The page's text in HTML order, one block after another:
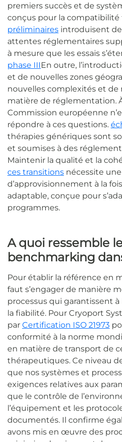
premiers succès et de
conçus pour la compatibilité
préliminaires introduisent
attentes réglementaires
à mesure que les essais
phase IIIEn outre,
et de nouvelles zones
nouvelles complexités et
matière de réglementation.
Commission européenne
répondre à ces questions.
thérapies génériques sont
et soumises à des
Maintenir la qualité et la
ces transitions nécessite
d’approvisionnement à la
adaptable, conçue pour
programmes.
A quoi ressemble
benchmarking
Pour établir la référence en
faut s’engager de manière
processus qui garantissent
la fiabilité. Pour Cryoport
par Certification ISO 21973
conformité à la norme
en matière de transport de
thérapeutiques. Ce niveau
que nos systèmes et
exigences relatives aux
que le contrôle de
l’équipement et les
documentés. Il confirme
avons mis en œuvre des